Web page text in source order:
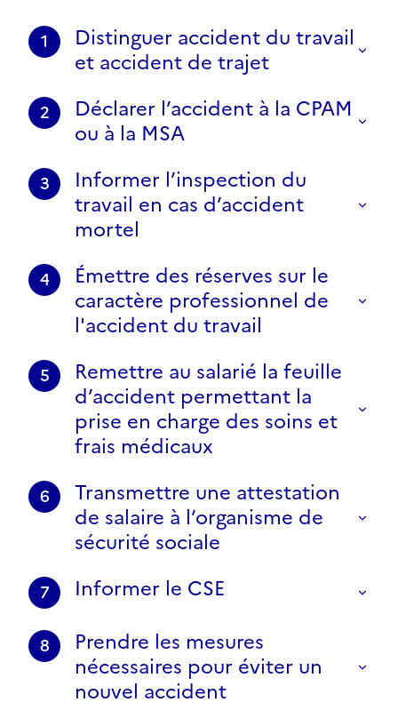
1
Distinguer accident du travail
et accident de trajet
2
Déclarer l’accident à la CPAM
ou à la MSA
3
Informer l’inspection du
travail en cas d’accident
mortel
4
Émettre des réserves sur le
caractère professionnel de
l'accident du travail
5
Remettre au salarié la feuille
d’accident permettant la
prise en charge des soins et
frais médicaux
6
Transmettre une attestation
de salaire à l’organisme de
sécurité sociale
7 Informer le CSE
8
Prendre les mesures
nécessaires pour éviter un
nouvel accident